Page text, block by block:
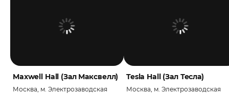
Maxwell Hall (Зал Максвелл)
Москва, м. Электрозаводская
Tesla Hall (Зал Тесла)
Москва, м. Электрозаводская